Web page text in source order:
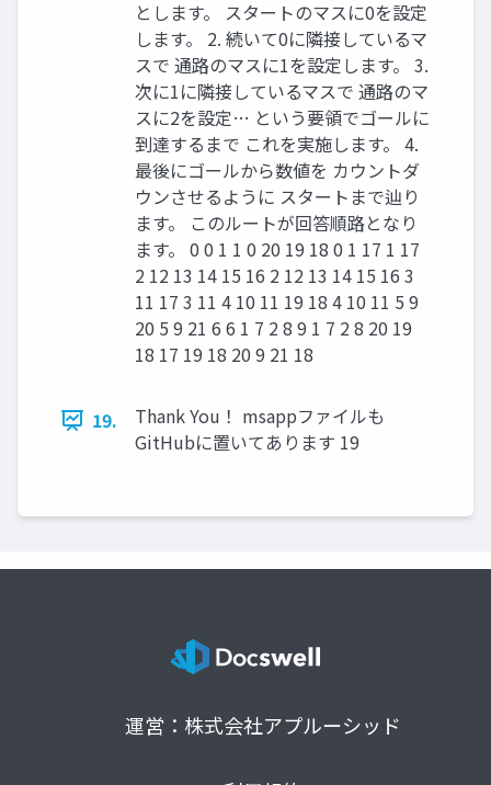
とします。 スタートのマスに0を設定
します。 2. 続いて0に隣接しているマ
スで 通路のマスに1を設定します。 3.
次に1に隣接しているマスで 通路のマ
スに2を設定… という要領でゴールに
到達するまで これを実施します。 4.
最後にゴールから数値を カウントダ
ウンさせるように スタートまで辿り
ます。 このルートが回答順路となり
ます。 0 0 1 1 0 20 19 18 0 1 17 1 17
2 12 13 14 15 16 2 12 13 14 15 16 3
11 17 3 11 4 10 11 19 18 4 10 11 5 9
20 5 9 21 6 6 1 7 2 8 9 1 7 2 8 20 19
18 17 19 18 20 9 21 18
19.
Thank You！ msappファイルも
GitHubに置いてあります 19
運営：株式会社アプルーシッド